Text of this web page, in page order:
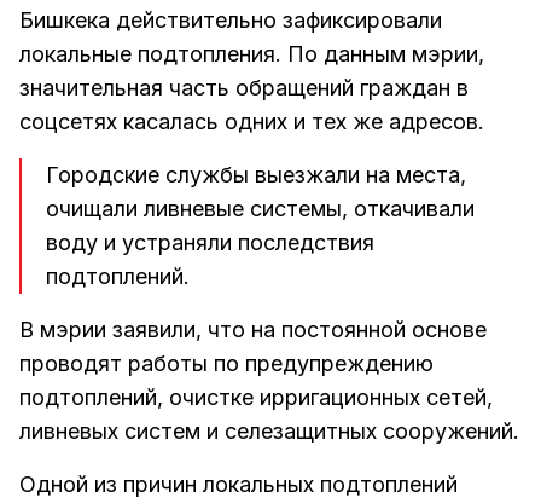
Бишкека действительно зафиксировали
локальные подтопления. По данным мэрии,
значительная часть обращений граждан в
соцсетях касалась одних и тех же адресов.
Городские службы выезжали на места,
очищали ливневые системы, откачивали
воду и устраняли последствия
подтоплений.
В мэрии заявили, что на постоянной основе
проводят работы по предупреждению
подтоплений, очистке ирригационных сетей,
ливневых систем и селезащитных сооружений.
Одной из причин локальных подтоплений